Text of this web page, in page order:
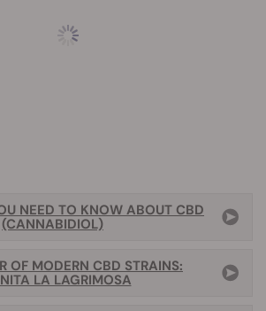
NEED TO KNOW ABOUT CBD
(CANNABIDIOL)
OF MODERN CBD STRAINS:
LA LAGRIMOSA